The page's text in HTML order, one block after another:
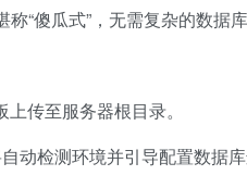
“傻瓜式”，无需复杂的数据
传至服务器根目录。
动检测环境并引导配置数据库